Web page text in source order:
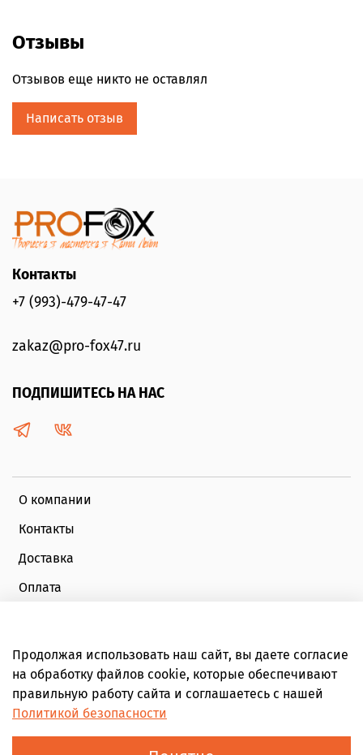
Отзывы
Отзывов еще никто не оставлял
Написать отзыв
О компании
Контакты
Доставка
Оплата
Обратная связь
Личный кабинет
Плати частями
Контакты
+7 (993)-479-47-47
zakaz@pro-fox47.ru
ПОДПИШИТЕСЬ НА НАС
Продолжая использовать наш сайт, вы даете согласие
на обработку файлов cookie, которые обеспечивают
правильную работу сайта и соглашаетесь с нашей
Политикой безопасности